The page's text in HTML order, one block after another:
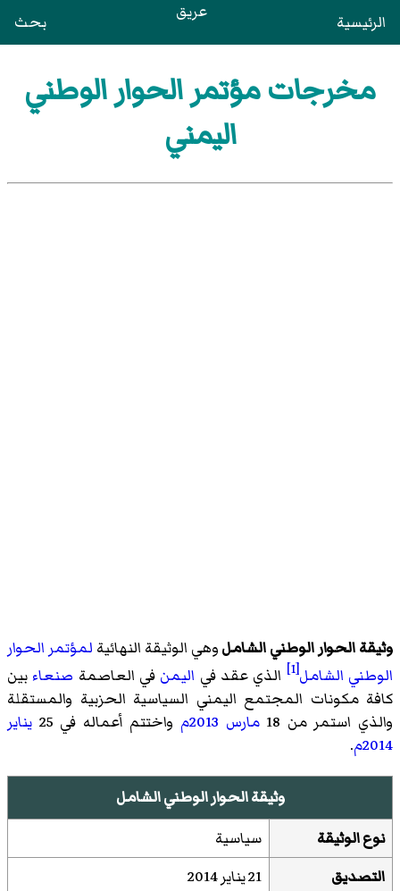
الرئيسية عريق بحث
مخرجات مؤتمر الحوار الوطني
اليمني
وثيقة الحوار الوطني الشاملوهي الوثيقة النهائية لمؤتمر الحوار
الوطني الشامل[1] الذي عقد في اليمن في العاصمة صنعاء بين
كافة مكونات المجتمع اليمني السياسية الحزبية والمستقلة
والذي استمر من 18
مارس 2013م واختتم أعماله في 25
يناير
2014م .
وثيقة الحوار الوطني الشامل
نوع الوثيقة
سياسية
التصديق
21 يناير 2014